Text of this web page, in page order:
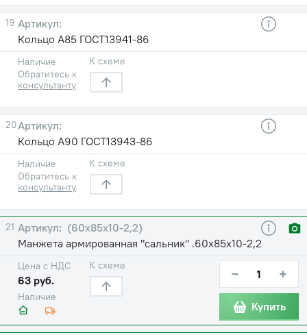
19
Кольцо А85 ГОСТ13941-86
Наличие
Обратитесь к
консультанту
К схеме
20
Кольцо А90 ГОСТ13943-86
Наличие
Обратитесь к
консультанту
К схеме
21
(60х85х10-2,2)
Манжета армированная "сальник" .60х85х10-2,2
Наличие
Цена с НДС
63 руб.
К схеме − +
Купить